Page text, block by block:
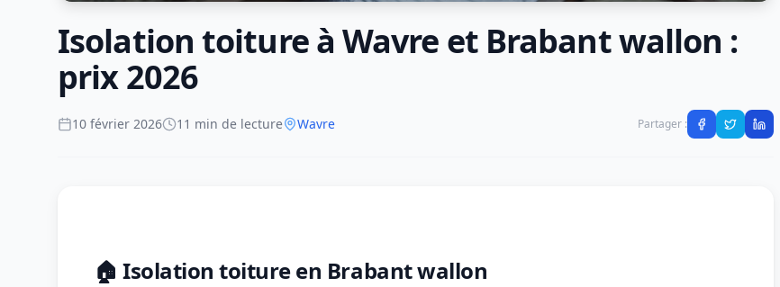
Isolation toiture à Wavre et Brabant wallon :
prix 2026
10 février 2026 11 min de lecture Wavre Partager :
🏠 Isolation toiture en Brabant wallon